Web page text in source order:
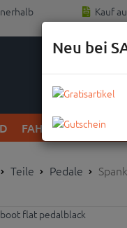
Kauf
FAHRRAD
Teile Pedale
Neu bei